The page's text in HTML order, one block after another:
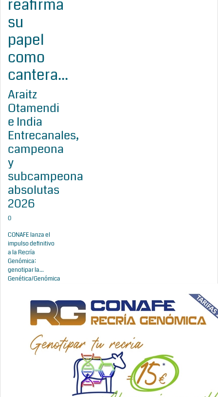
reafirma
su
papel
como
cantera...
Araitz
Otamendi
e India
Entrecanales,
campeona
y
subcampeona
absolutas
2026
0
CONAFE lanza el
impulso definitivo
a la Recría
Genómica:
genotipar la...
Genética/Genómica